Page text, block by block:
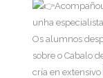
unha
Os alumnos
sobre o Cabalo
cría en extensivo